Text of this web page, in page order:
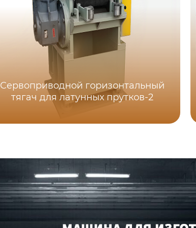
Сервоприводной горизонтальный
тягач для латунных прутков-2